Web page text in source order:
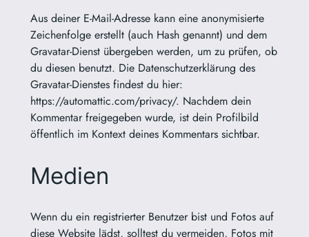
Aus deiner E-Mail-Adresse kann eine anonymisierte
Zeichenfolge erstellt (auch Hash genannt) und dem
Gravatar-Dienst übergeben werden, um zu prüfen, ob
du diesen benutzt. Die Datenschutzerklärung des
Gravatar-Dienstes findest du hier:
https://automattic.com/privacy/. Nachdem dein
Kommentar freigegeben wurde, ist dein Profilbild
öffentlich im Kontext deines Kommentars sichtbar.
Medien
Wenn du ein registrierter Benutzer bist und Fotos auf
diese Website lädst, solltest du vermeiden, Fotos mit